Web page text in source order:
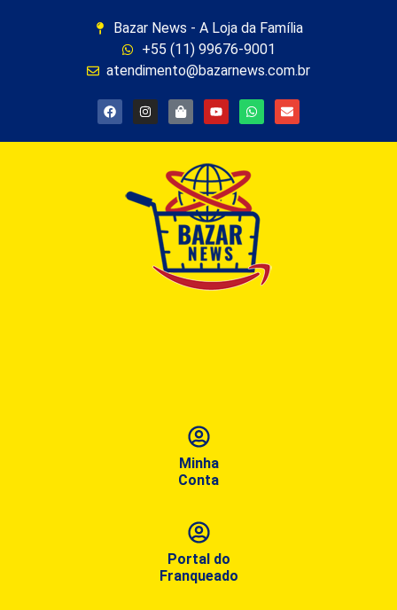
Bazar News - A Loja da Família
+55 (11) 99676-9001
atendimento@bazarnews.com.br
Minha
Conta
Portal do
Franqueado